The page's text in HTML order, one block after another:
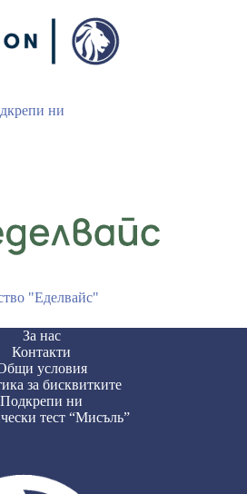
ни
"Еделвайс"
За нас
Контакти
условия
за бисквитките
Подкрепи ни
тест “Мисъль”